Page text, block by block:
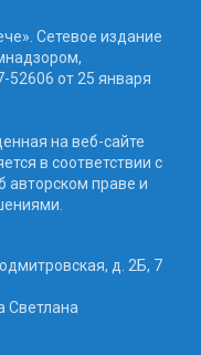
Сетевое издание
от 25 января
на веб-сайте
в соответствии с
авторском праве и
д. 2Б, 7
Светлана